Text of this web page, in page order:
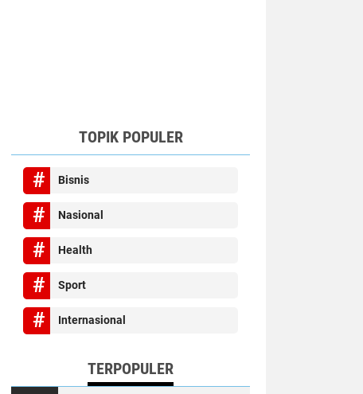
TOPIK POPULER
Bisnis
Nasional
Health
Sport
Internasional
TERPOPULER